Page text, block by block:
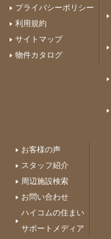
プライバシーポリシー
利用規約
サイトマップ
物件カタログ
お客様の声
スタッフ紹介
周辺施設検索
お問い合わせ
ハイコムの住まい
サポートメディア